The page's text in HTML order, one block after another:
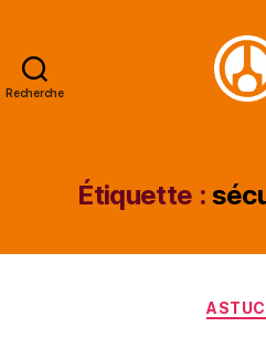
Recherche
Étiquette :